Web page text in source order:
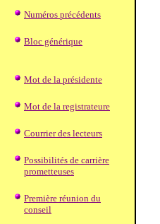
Numéros précédents
Bloc générique
Mot de la présidente
Mot de la registrateure
Courrier des lecteurs
Possibilités de carrière
prometteuses
Première réunion du
conseil